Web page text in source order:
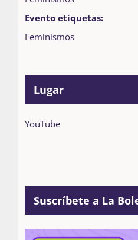
Evento etiquetas:
Feminismos
Lugar
YouTube
Suscríbete a La